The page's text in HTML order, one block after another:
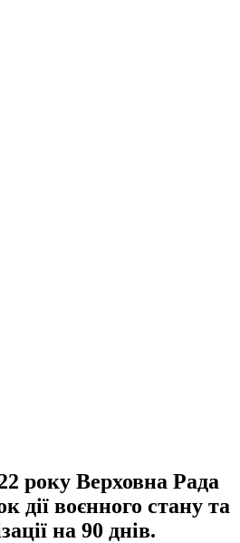
року Верховна Рада
дії воєнного стану та
на 90 днів.